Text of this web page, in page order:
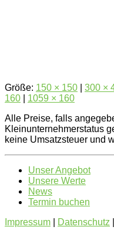
Größe: 150 × 150 300 ×
160
1059 × 160
Alle Preise, falls
Kleinunternehmerstatus
keine Umsatzsteuer und
Unser Angebot
Unsere Werte
News
Termin buchen
Impressum
Datenschutz